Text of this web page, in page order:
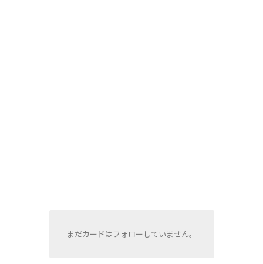
まだカードはフォローしていません。